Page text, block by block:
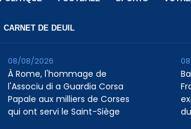
CARNET DE DEUIL
À Rome, l'hommage de
l'Associu di a Guardia Corsa
Papale aux milliers de Corses
qui ont servi le Saint-Siège
08/08/2026